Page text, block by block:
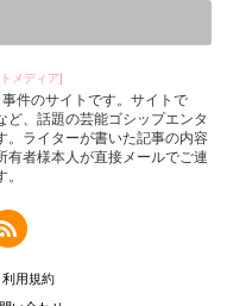
メディア]
件のサイトです。サイトで
、話題の芸能ゴシップエンタ
。ライターが書いた記事の内容
有者様本人が直接メールでご連
利用規約